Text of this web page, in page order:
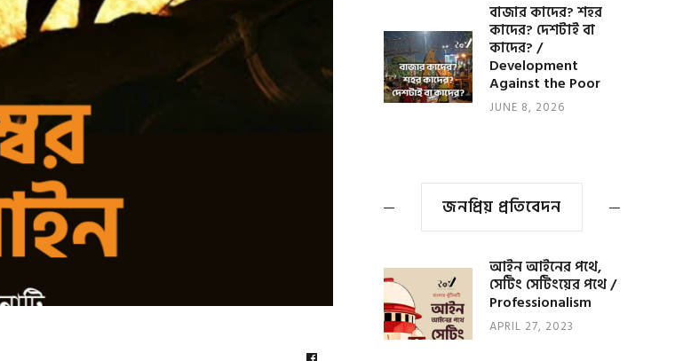
বাজার কাদের? শহর
কাদের? দেশটাই বা
কাদের? /
Development
Against the Poor
JUNE 8, 2026
জনপ্রিয় প্রতিবেদন
আইন আইনের পথে,
সেটিং সেটিংয়ের পথে /
Professionalism
APRIL 27, 2023